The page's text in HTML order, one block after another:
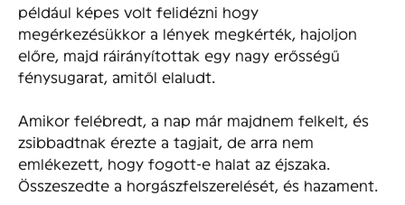
például képes volt felidézni hogy
megérkezésükkor a lények megkérték, hajoljon
előre, majd ráirányítottak egy nagy erősségű
fénysugarat, amitől elaludt.
Amikor felébredt, a nap már majdnem felkelt, és
zsibbadtnak érezte a tagjait, de arra nem
emlékezett, hogy fogott-e halat az éjszaka.
Összeszedte a horgászfelszerelését, és hazament.